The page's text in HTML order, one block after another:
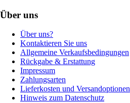
Über uns
Über uns?
Kontaktieren Sie uns
Allgemeine Verkaufsbedingungen
Rückgabe & Erstattung
Impressum
Zahlungsarten
Lieferkosten und Versandoptionen
Hinweis zum Datenschutz